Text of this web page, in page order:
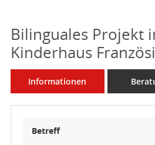
Bilinguales Projekt
Kinderhaus
Informationen
Betreff